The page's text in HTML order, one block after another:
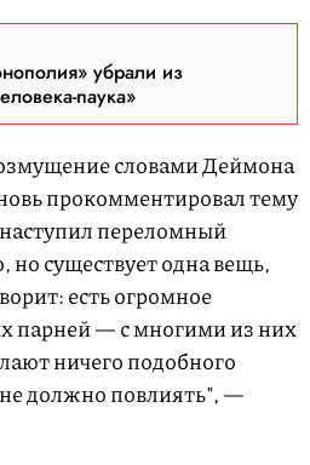
убрали из
паука»
словами Деймона
прокомментировал тему
переломный
но существует одна вещь,
есть огромное
парней — с многими из них
ничего подобного
должно повлиять", —